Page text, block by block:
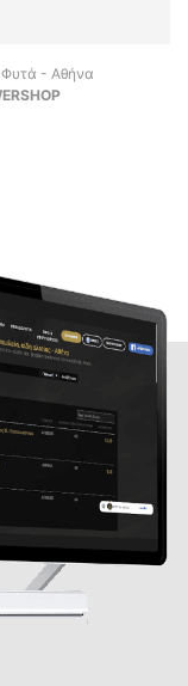
Φυτά - Αθήνα